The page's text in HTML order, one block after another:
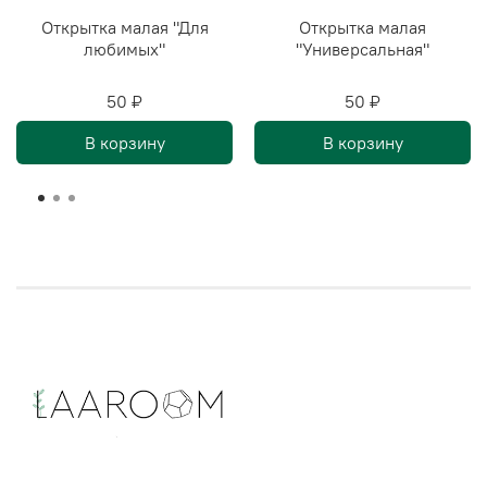
Открытка малая "Для
любимых"
50 ₽
В корзину
Открытка малая
"Универсальная"
50 ₽
В корзину